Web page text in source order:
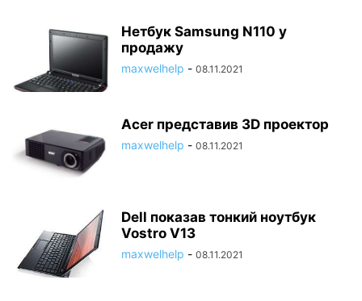
Нетбук Samsung N110 у
продажу
maxwelhelp - 08.11.2021
Acer представив 3D проектор
maxwelhelp - 08.11.2021
Dell показав тонкий ноутбук
Vostro V13
maxwelhelp - 08.11.2021